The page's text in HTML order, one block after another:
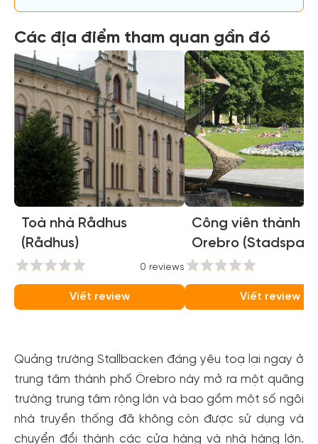
Các địa điểm tham quan gần đó
Toà nhà Rådhus
(Rådhus)
0 reviews
Viết review
Công viên thành
Orebro
Viết review
Quảng trường Stallbacken đáng yêu toạ lại ngay ở
trung tâm thành phố Örebro này mở ra một quãng
trường trung tâm rộng lớn và bao gồm một số ngôi
nhà truyền thống đã không còn được sử dụng và
chuyển đổi thành các cửa hàng và nhà hàng lớn.